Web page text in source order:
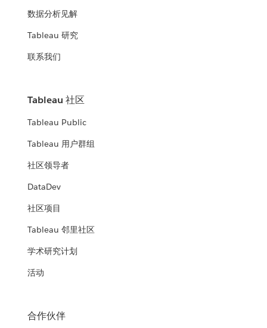
数据分析见解
Tableau 研究
联系我们
Tableau 社区
Tableau Public
Tableau 用户群组
社区领导者
DataDev
社区项目
Tableau 邻里社区
学术研究计划
活动
合作伙伴